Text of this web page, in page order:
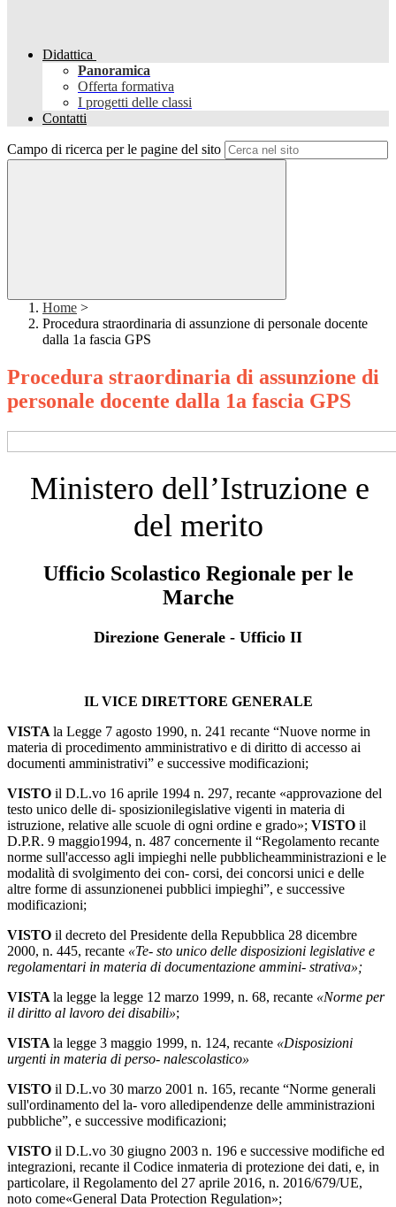
Didattica
Panoramica
Offerta formativa
I progetti delle classi
Contatti
Campo di ricerca per le pagine del sito
Home >
Procedura straordinaria di assunzione di personale docente
dalla 1a fascia GPS
Procedura straordinaria di assunzione di
personale docente dalla 1a fascia GPS
Ministero dell’Istruzione e
del merito
Ufficio Scolastico Regionale per le
Marche
Direzione Generale - Ufficio II
IL VICE DIRETTORE GENERALE
VISTA la Legge 7 agosto 1990, n. 241 recante “Nuove norme in
materia di procedimento amministrativo e di diritto di accesso ai
documenti amministrativi” e successive modificazioni;
VISTO il D.L.vo 16 aprile 1994 n. 297, recante «approvazione del
testo unico delle di- sposizionilegislative vigenti in materia di
istruzione, relative alle scuole di ogni ordine e grado»; VISTO il
D.P.R. 9 maggio1994, n. 487 concernente il “Regolamento recante
norme sull'accesso agli impieghi nelle pubblicheamministrazioni e le
modalità di svolgimento dei con- corsi, dei concorsi unici e delle
altre forme di assunzionenei pubblici impieghi”, e successive
modificazioni;
VISTO il decreto del Presidente della Repubblica 28 dicembre
2000, n. 445, recante «Te- sto unico delle disposizioni legislative e
regolamentari in materia di documentazione ammini- strativa»;
VISTA la legge la legge 12 marzo 1999, n. 68, recante «Norme per
il diritto al lavoro dei disabili»;
VISTA la legge 3 maggio 1999, n. 124, recante «Disposizioni
urgenti in materia di perso- nalescolastico»
VISTO il D.L.vo 30 marzo 2001 n. 165, recante “Norme generali
sull'ordinamento del la- voro alledipendenze delle amministrazioni
pubbliche”, e successive modificazioni;
VISTO il D.L.vo 30 giugno 2003 n. 196 e successive modifiche ed
integrazioni, recante il Codice inmateria di protezione dei dati, e, in
particolare, il Regolamento del 27 aprile 2016, n. 2016/679/UE,
noto come«General Data Protection Regulation»;